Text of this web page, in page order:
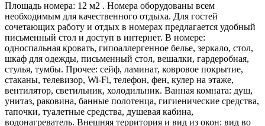
Площадь номера: 12 м2 . Номера оборудованы всем
необходимым для качественного отдыха. Для гостей
сочетающих работу и отдых в номерах предлагается удобный
письменный стол и доступ в интернет. В номере:
односпальная кровать, гипоаллергенное белье, зеркало, стол,
шкаф для одежды, письменный стол, вешалки, гардеробная,
стулья, тумбы. Прочее: сейф, ламинат, ковровое покрытие,
стаканы, телевизор, Wi-Fi, телефон, фен, кулер на этаже,
вентилятор, светильник, холодильник. Ванная комната: душ,
унитаз, раковина, банные полотенца, гигиенические средства,
тапочки, туалетные средства, душевая кабина,
водонагреватель. Внешняя территория и вид из окон: вид во